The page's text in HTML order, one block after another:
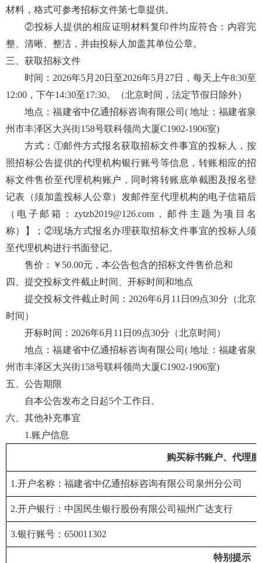
材料，格式可参考招标文件第七章提供。
②投标人提供的相应证明材料复印件均应符合：内容完
整、清晰、整洁，并由投标人加盖其单位公章。
三、获取招标文件
时间： 2026年5月 20日至2026年5月 27日，每天上午8:30至
12:00，下午14:30至17:30。（北京时间，法定节假日除外）
地点：福建省中亿通招标咨询有限公司( 地址：福建省泉
州市丰泽区大兴街158号联科领尚大厦C1902-1906室)
方式： ①邮件方式报名获取招标文件事宜的投标人，按
照招标公告提供的代理机构银行账号等信息，转账相应的招
标文件售价至代理机构账户，同时将转账底单截图及报名登
记表（须加盖投标人公章）发邮件至代理机构的电子信箱后
（电子邮箱：zytzb2019@126.com，邮件主题为项目名
称）】；②现场方式报名办理获取招标文件事宜的投标人须
至代理机构进行书面登记。
售价：￥ 50.00元，本公告包含的招标文件售价总和
四、提交投标文件截止时间、开标时间和地点
提交投标文件截止时间： 2026年6月 11 日 09点30分（北京
时间）
开标时间： 2026年6月 11 日 09点30分（北京时间）
地点：福建省中亿通招标咨询有限公司( 地址：福建省泉
州市丰泽区大兴街158号联科领尚大厦C1902-1906室)
五、公告期限
自本公告发布之日起5个工作日。
六、其他补充事宜
1 .账户信息
购买标书账户、 代理
1 .开户名称：福建省中亿通招标咨询有限公司泉州分公司
2.开户银行： 中国民生银行股份有限公司福州广达支行
3.银行账号： 650011302
特别提示